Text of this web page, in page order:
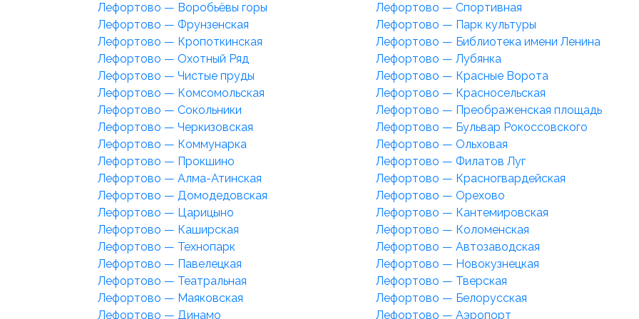
Лефортово — Воробьёвы горы
Лефортово — Спортивная
Лефортово — Фрунзенская
Лефортово — Парк культуры
Лефортово — Кропоткинская
Лефортово — Библиотека имени Ленина
Лефортово — Охотный Ряд
Лефортово — Лубянка
Лефортово — Чистые пруды
Лефортово — Красные Ворота
Лефортово — Комсомольская
Лефортово — Красносельская
Лефортово — Сокольники
Лефортово — Преображенская площадь
Лефортово — Черкизовская
Лефортово — Бульвар Рокоссовского
Лефортово — Коммунарка
Лефортово — Ольховая
Лефортово — Прокшино
Лефортово — Филатов Луг
Лефортово — Алма-Атинская
Лефортово — Красногвардейская
Лефортово — Домодедовская
Лефортово — Орехово
Лефортово — Царицыно
Лефортово — Кантемировская
Лефортово — Каширская
Лефортово — Коломенская
Лефортово — Технопарк
Лефортово — Автозаводская
Лефортово — Павелецкая
Лефортово — Новокузнецкая
Лефортово — Театральная
Лефортово — Тверская
Лефортово — Маяковская
Лефортово — Белорусская
Лефортово — Динамо
Лефортово — Аэропорт